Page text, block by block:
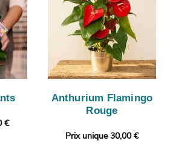
€
Anthurium Flamingo
Rouge
Prix unique 30,00 €